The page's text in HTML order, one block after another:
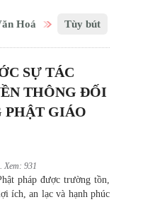
Hoá Tùy bút
SỰ TÁC
THÔNG ĐỐI
PHẬT GIÁO
Xem: 931
pháp được trường tồn,
ích, an lạc và hạnh phúc